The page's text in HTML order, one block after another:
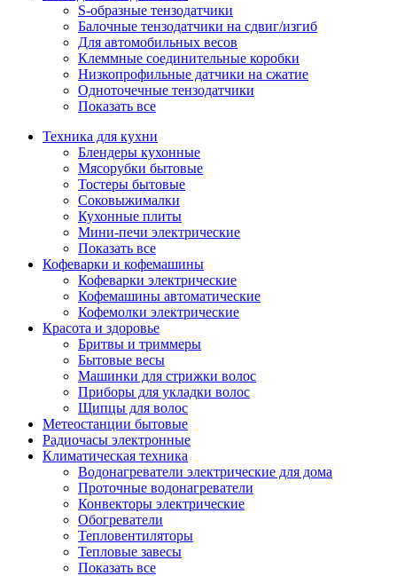
S-образные тензодатчики
Балочные тензодатчики на сдвиг/изгиб
Для автомобильных весов
Клеммные соединительные коробки
Низкопрофильные датчики на сжатие
Одноточечные тензодатчики
Показать все
Техника для кухни
Блендеры кухонные
Мясорубки бытовые
Тостеры бытовые
Соковыжималки
Кухонные плиты
Мини-печи электрические
Показать все
Кофеварки и кофемашины
Кофеварки электрические
Кофемашины автоматические
Кофемолки электрические
Красота и здоровье
Бритвы и триммеры
Бытовые весы
Машинки для стрижки волос
Приборы для укладки волос
Щипцы для волос
Метеостанции бытовые
Радиочасы электронные
Климатическая техника
Водонагреватели электрические для дома
Проточные водонагреватели
Конвекторы электрические
Обогреватели
Тепловентиляторы
Тепловые завесы
Показать все